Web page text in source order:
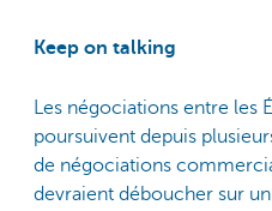
Keep on talking
Les négociations entre les
poursuivent depuis
de négociations
devraient déboucher sur